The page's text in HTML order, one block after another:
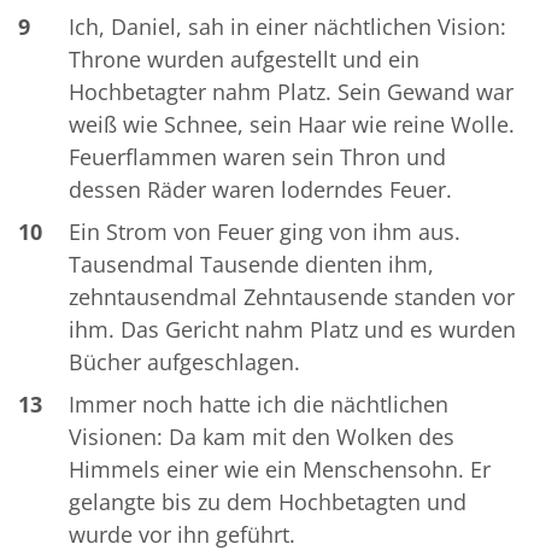
9
Ich, Daniel, sah in einer nächtlichen Vision:
Throne wurden aufgestellt und ein
Hochbetagter nahm Platz. Sein Gewand war
weiß wie Schnee, sein Haar wie reine Wolle.
Feuerflammen waren sein Thron und
dessen Räder waren loderndes Feuer.
10
Ein Strom von Feuer ging von ihm aus.
Tausendmal Tausende dienten ihm,
zehntausendmal Zehntausende standen vor
ihm. Das Gericht nahm Platz und es wurden
Bücher aufgeschlagen.
13
Immer noch hatte ich die nächtlichen
Visionen: Da kam mit den Wolken des
Himmels einer wie ein Menschensohn. Er
gelangte bis zu dem Hochbetagten und
wurde vor ihn geführt.